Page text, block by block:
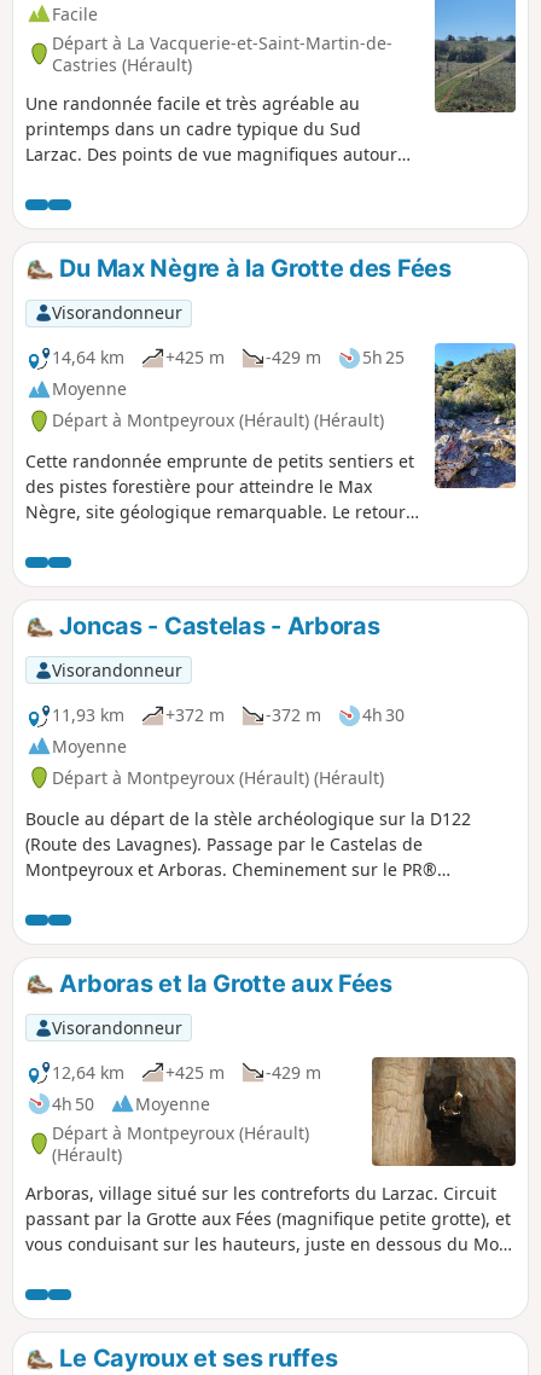
Facile
Départ à La Vacquerie-et-Saint-Martin-de-
Castries (Hérault)
Une randonnée facile et très agréable au
printemps dans un cadre typique du Sud
Larzac. Des points de vue magnifiques autour
découvrir plusieurs lieux atypiques : la cave
"Aven de Vitalis", la source du Goutal et un
bateau posé sur la montagne...
Du Max Nègre à la Grotte des Fées
Visorandonneur
14,64 km
+425 m -429 m
5h 25
Moyenne
Départ à Montpeyroux (Hérault) (Hérault)
Cette randonnée emprunte de petits sentiers et
des pistes forestière pour atteindre le Max
Nègre, site géologique remarquable. Le retour
lequel s'ouvre la Grotte des Fées : une bonne
lampe torche permet d'en visiter l'entrée sur
une trentaine de mètres (stalactites et
draperies).Circuit à éviter en période de forte
chaleur.
Joncas - Castelas - Arboras
Visorandonneur
11,93 km
+372 m -372 m
4h 30
Moyenne
Départ à Montpeyroux (Hérault) (Hérault)
Boucle au départ de la stèle archéologique sur la D122
(Route des Lavagnes). Passage par le Castelas de
Montpeyroux et Arboras. Cheminement sur le PR®
la Voie d'Arles). Deux petites boucles autour d'Arboras
peuvent être évitées et permettent alors de raccourcir la
boucle de 3 km environ.
Arboras et la Grotte aux Fées
Visorandonneur
12,64 km
+425 m
-429 m
4h 50
Moyenne
Départ à Montpeyroux (Hérault)
(Hérault)
Arboras, village situé sur les contreforts du Larzac. Circuit
passant par la Grotte aux Fées (magnifique petite grotte), et
vous conduisant sur les hauteurs, juste en dessous du Mont
Le Cayroux et ses ruffes